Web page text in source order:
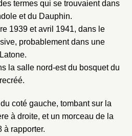
termes qui se trouvaient dans
et du Dauphin.
1939 et avril 1941, dans le
probablement dans une
la salle nord-est du bosquet du
coté gauche, tombant sur la
à droite, et un morceau de la
à rapporter.
où ajouter la